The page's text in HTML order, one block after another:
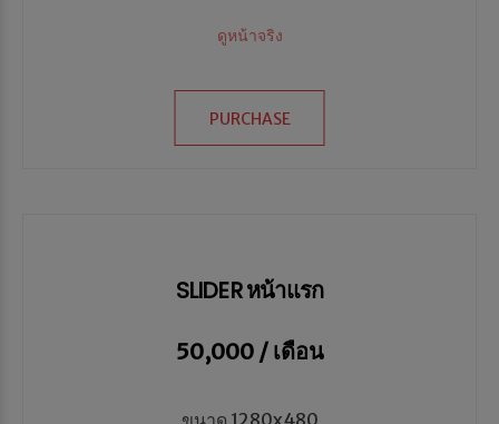
ดูหน้าจริง
PURCHASE
SLIDER หน้าแรก
50,000 / เดือน
ขนาด 1280x480